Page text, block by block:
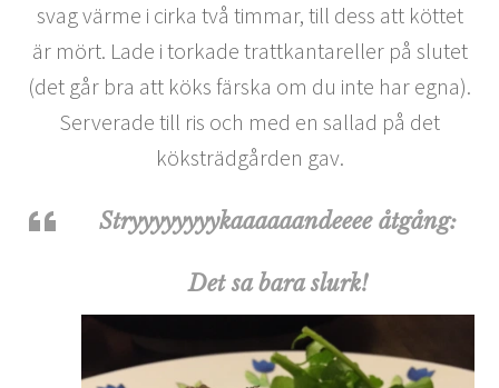
svag värme i cirka två timmar, till dess att köttet
är mört. Lade i torkade trattkantareller på slutet
(det går bra att köks färska om du inte har egna).
Serverade till ris och med en sallad på det
köksträdgården gav.
Stryyyyyyyykaaaaaandeeee åtgång:
Det sa bara slurk!